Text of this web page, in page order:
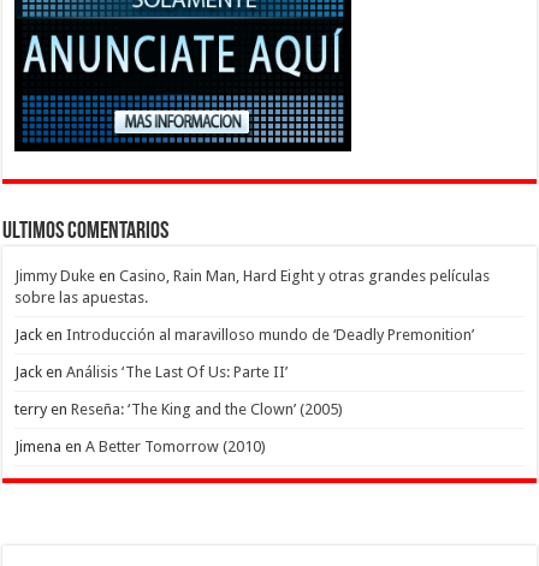
Ultimos Comentarios
Jimmy Duke enCasino, Rain Man, Hard Eight y otras grandes películas
sobre las apuestas.
Jack enIntroducción al maravilloso mundo de ‘Deadly Premonition’
Jack enAnálisis ‘The Last Of Us: Parte II’
terryenReseña: ‘The King and the Clown’ (2005)
Jimena enA Better Tomorrow (2010)